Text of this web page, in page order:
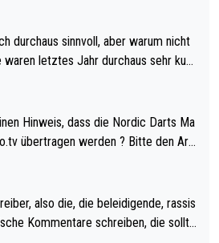
durchaus sinnvoll, aber warum nicht
qualifi
Qualifikation des Weltmei
Dies war bei Archie Self letzt
als amtierender Weltmeister durch
kaum, dass Mitchel sich das (in Ve
er doch eigentlich die PDC-WM als Zi
übertragen werden ? Bitte den Arti
also die, die beleidigende, rassis
Kommentare schreiben, die sollte